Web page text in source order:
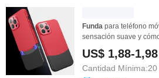
Funda para teléfono
sensación suave y
US$ 1,88-1,98
Cantidad Mínima: